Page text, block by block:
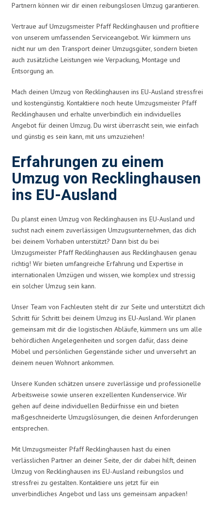
Partnern können wir dir einen reibungslosen Umzug garantieren.
Vertraue auf Umzugsmeister Pfaff Recklinghausen und profitiere
von unserem umfassenden Serviceangebot. Wir kümmern uns
nicht nur um den Transport deiner Umzugsgüter, sondern bieten
auch zusätzliche Leistungen wie Verpackung, Montage und
Entsorgung an.
Mach deinen Umzug von Recklinghausen ins EU-Ausland stressfrei
und kostengünstig. Kontaktiere noch heute Umzugsmeister Pfaff
Recklinghausen und erhalte unverbindlich ein individuelles
Angebot für deinen Umzug. Du wirst überrascht sein, wie einfach
und günstig es sein kann, mit uns umzuziehen!
Erfahrungen zu einem
Umzug von Recklinghausen
ins EU-Ausland
Du planst einen Umzug von Recklinghausen ins EU-Ausland und
suchst nach einem zuverlässigen Umzugsunternehmen, das dich
bei deinem Vorhaben unterstützt? Dann bist du bei
Umzugsmeister Pfaff Recklinghausen aus Recklinghausen genau
richtig! Wir bieten umfangreiche Erfahrung und Expertise in
internationalen Umzügen und wissen, wie komplex und stressig
ein solcher Umzug sein kann.
Unser Team von Fachleuten steht dir zur Seite und unterstützt dich
Schritt für Schritt bei deinem Umzug ins EU-Ausland. Wir planen
gemeinsam mit dir die logistischen Abläufe, kümmern uns um alle
behördlichen Angelegenheiten und sorgen dafür, dass deine
Möbel und persönlichen Gegenstände sicher und unversehrt an
deinem neuen Wohnort ankommen.
Unsere Kunden schätzen unsere zuverlässige und professionelle
Arbeitsweise sowie unseren exzellenten Kundenservice. Wir
gehen auf deine individuellen Bedürfnisse ein und bieten
maßgeschneiderte Umzugslösungen, die deinen Anforderungen
entsprechen.
Mit Umzugsmeister Pfaff Recklinghausen hast du einen
verlässlichen Partner an deiner Seite, der dir dabei hilft, deinen
Umzug von Recklinghausen ins EU-Ausland reibungslos und
stressfrei zu gestalten. Kontaktiere uns jetzt für ein
unverbindliches Angebot und lass uns gemeinsam anpacken!